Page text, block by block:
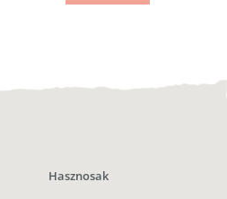
Hasznosak